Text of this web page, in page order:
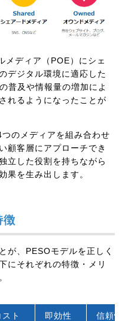
メディア（POE）にシェ
デジタル環境に適応した
普及や情報量の増加によ
れるようになったことが
のメディアを組み合わせ
顧客層にアプローチでき
立した役割を持ちながら
果を生み出します。
徴
が、PESOモデルを正しく
にそれぞれの特徴・メリ
スト 即効性 信頼性